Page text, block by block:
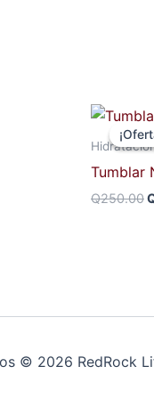
Tumblar
Q250.00
© 2026 RedRock